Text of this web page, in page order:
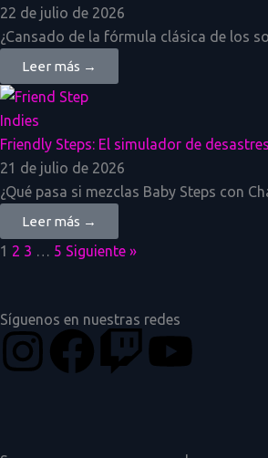
22 de julio de 2026
¿Cansado de la fórmula clásica de los
Leer más →
Indies
Friendly Steps: El simulador de
21 de julio de 2026
¿Qué pasa si mezclas Baby Steps con
Leer más →
1 2 3 … 5 Siguiente »
Síguenos en nuestras redes
I
F T Y
u